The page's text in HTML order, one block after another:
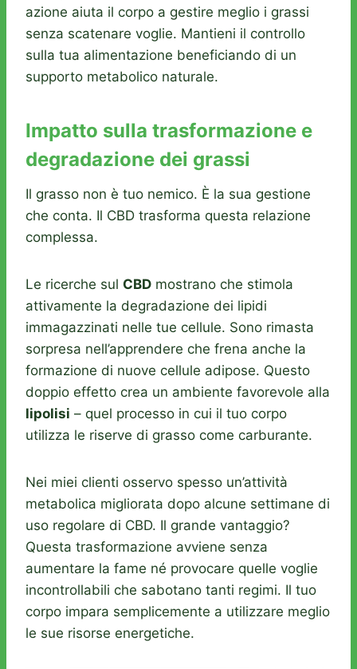
azione aiuta il corpo a gestire meglio i grassi
senza scatenare voglie. Mantieni il controllo
sulla tua alimentazione beneficiando di un
supporto metabolico naturale.
Impatto sulla trasformazione e
degradazione dei grassi
Il grasso non è tuo nemico. È la sua gestione
che conta. Il CBD trasforma questa relazione
complessa.
Le ricerche sul CBD mostrano che stimola
attivamente la degradazione dei lipidi
immagazzinati nelle tue cellule. Sono rimasta
sorpresa nell’apprendere che frena anche la
formazione di nuove cellule adipose. Questo
doppio effetto crea un ambiente favorevole alla
lipolisi – quel processo in cui il tuo corpo
utilizza le riserve di grasso come carburante.
Nei miei clienti osservo spesso un’attività
metabolica migliorata dopo alcune settimane di
uso regolare di CBD. Il grande vantaggio?
Questa trasformazione avviene senza
aumentare la fame né provocare quelle voglie
incontrollabili che sabotano tanti regimi. Il tuo
corpo impara semplicemente a utilizzare meglio
le sue risorse energetiche.